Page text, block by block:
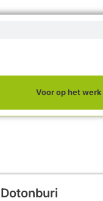
Voor op het werk
Dotonburi